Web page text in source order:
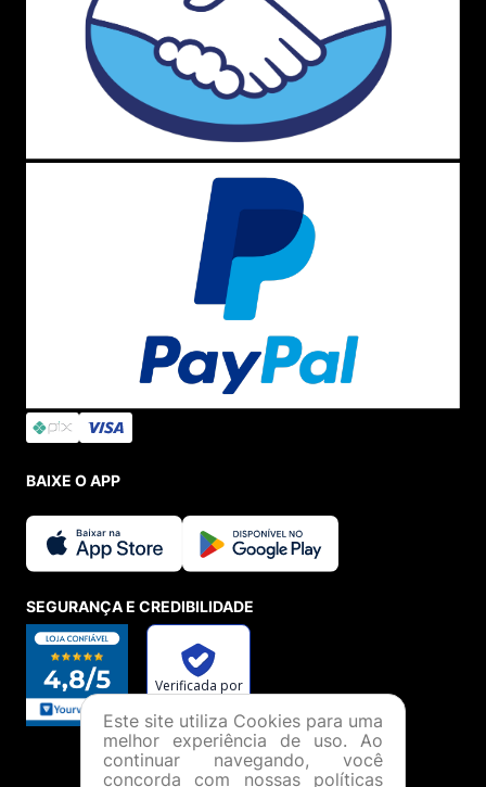
BAIXE O APP
SEGURANÇA E CREDIBILIDADE
Este site utiliza Cookies para uma
melhor experiência de uso. Ao
continuar navegando, você
concorda com nossas políticas